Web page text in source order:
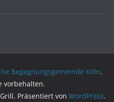
Begegnungsgemeinde Köln.
vorbehalten.
Präsentiert von WordPress.